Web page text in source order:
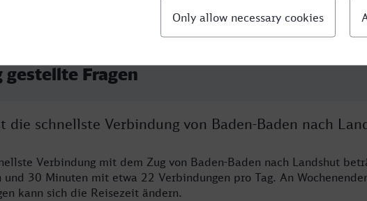
gestellte Fragen
die schnellste Verbindung von Baden-Baden nach
Verbindung mit dem Zug von Baden-Baden nach Landshut
und 30 Minuten mit etwa 22 Verbindungen pro Tag. An
kann sich die Reisezeit ändern.